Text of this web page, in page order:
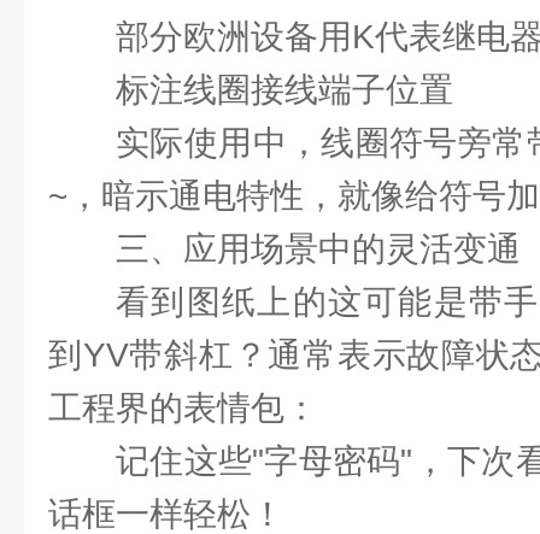
部分欧洲设备用K代表继电
标注线圈接线端子位置
实际使用中，线圈符号旁常
~，暗示通电特性，就像给符号
三、应用场景中的灵活变通
看到图纸上的这可能是带
到YV带斜杠？通常表示故障状
工程界的表情包：
记住这些"字母密码"，下次
话框一样轻松！